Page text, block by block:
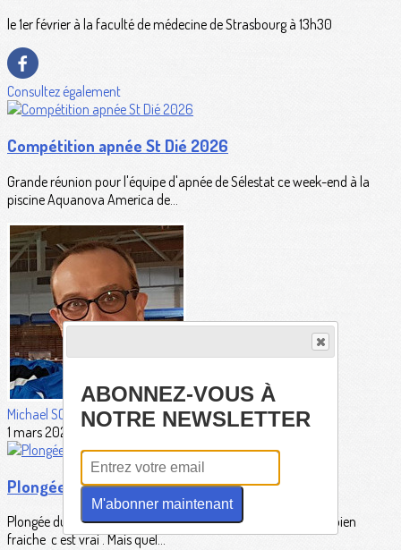
le 1er février à la faculté de médecine de Strasbourg à 13h30
Consultez également
Compétition apnée St Dié 2026
Grande réunion pour l'équipe d'apnée de Sélestat ce week-end à la
piscine Aquanova America de...
Michael SCHAEDELIN
1 mars 2026
Plongée Koba
Plongée du dimange matin , superbe visibilité dans une eau bien
fraiche c est vrai . Mais quel...
ABONNEZ-VOUS À
NOTRE NEWSLETTER
M'abonner maintenant